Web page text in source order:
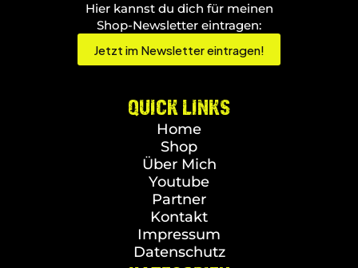
Hier kannst du dich für meinen
Shop-Newsletter eintragen:
Jetzt im Newsletter eintragen!
QUICK LINKS
Home
Shop
Über Mich
Youtube
Partner
Kontakt
Impressum
Datenschutz